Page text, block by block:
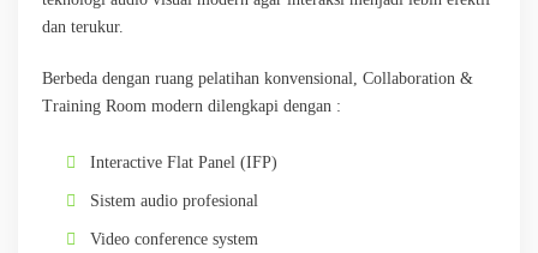
dan terukur.
Berbeda dengan ruang pelatihan konvensional, Collaboration &
Training Room modern dilengkapi dengan :
Interactive Flat Panel (IFP)
Sistem audio profesional
Video conference system